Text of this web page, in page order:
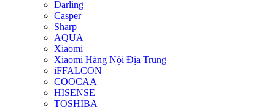
Darling
Casper
Sharp
AQUA
Xiaomi
Xiaomi Hàng Nội Địa Trung
iFFALCON
COOCAA
HISENSE
TOSHIBA